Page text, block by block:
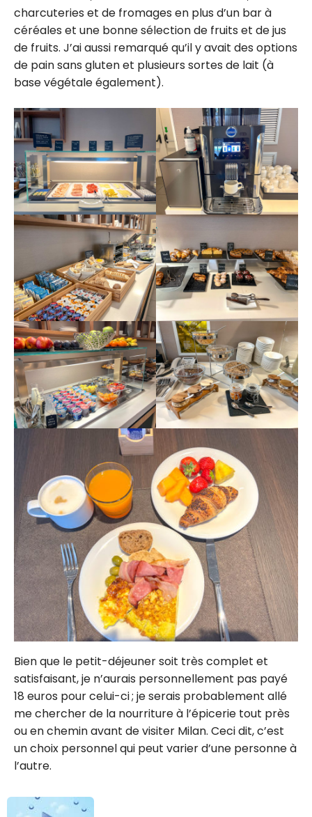
charcuteries et de fromages en plus d’un bar à
céréales et une bonne sélection de fruits et de jus
de fruits. J’ai aussi remarqué qu’il y avait des options
de pain sans gluten et plusieurs sortes de lait (à
base végétale également).
Bien que le petit-déjeuner soit très complet et
satisfaisant, je n’aurais personnellement pas payé
18 euros pour celui-ci ; je serais probablement allé
me chercher de la nourriture à l’épicerie tout près
ou en chemin avant de visiter Milan. Ceci dit, c’est
un choix personnel qui peut varier d’une personne à
l’autre.